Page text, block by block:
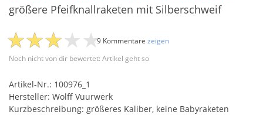
größere Pfeifknallraketen mit Silberschweif
Noch nicht von dir bewertet: Artikel geht so
9 Kommentare zeigen
Artikel-Nr.: 100976_1
Hersteller: Wolff Vuurwerk
Kurzbeschreibung: größeres Kaliber, keine Babyraketen